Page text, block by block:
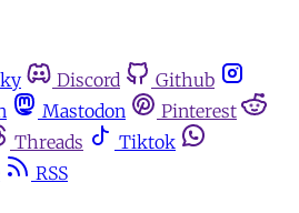
Discord
Github
Mastodon
Pinterest
Threads
Tiktok
RSS